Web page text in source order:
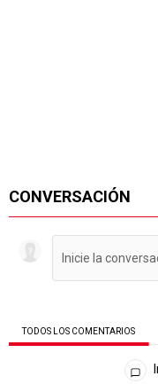
CONVERSACIÓN
TODOS LOS COMENTARIOS
Todos los